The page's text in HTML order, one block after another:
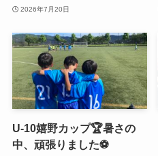
2026年7月20日
U-10嬉野カップ🏆暑さの
中、頑張りました⚽️